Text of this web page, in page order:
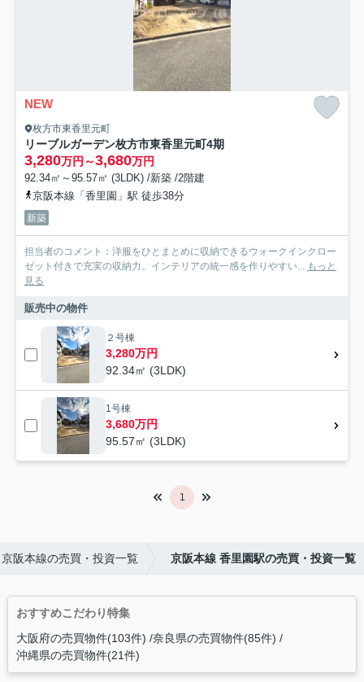
NEW
枚方市東香里元町
リーブルガーデン枚方市東香里元町4期
3,280万円～3,680万円
92.34㎡～95.57㎡ (3LDK) /新築 /2階建
京阪本線「香里園」駅 徒歩38分
新築
担当者のコメント：洋服をひとまとめに収納できるウォークインクロー
ゼット付きで充実の収納力。インテリアの統一感を作りやすい... もっと
見る
販売中の物件
２号棟
3,280万円
92.34㎡ (3LDK)
1号棟
3,680万円
95.57㎡ (3LDK)
1
京阪本線の売買・投資一覧 京阪本線 香里園駅の売買・投資一覧
おすすめこだわり特集
大阪府の売買物件(103件) 奈良県の売買物件(85件)
沖縄県の売買物件(21件)